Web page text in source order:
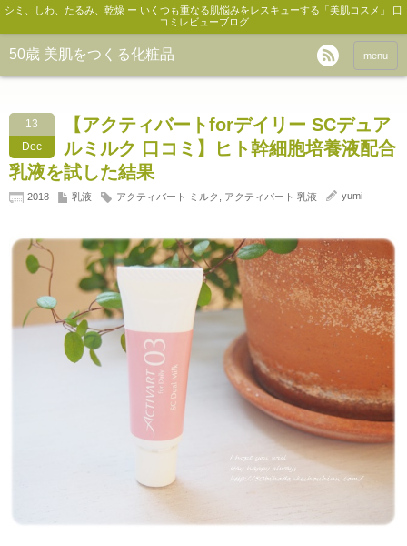
シミ、しわ、たるみ、乾燥 ー いくつも重なる肌悩みをレスキューする「美肌コスメ」 口
コミレビューブログ
50歳 美肌をつくる化粧品 menu
13
Dec
【アクティバートforデイリー SCデュア
ルミルク 口コミ】ヒト幹細胞培養液配合
乳液を試した結果
2018 乳液 アクティバート ミルク アクティバート 乳液 yumi